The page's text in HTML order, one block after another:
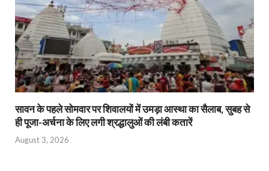
सावन के पहले सोमवार पर शिवालयों में उमड़ा आस्था का सैलाब, सुबह से
ही पूजा-अर्चना के लिए लगी श्रद्धालुओं की लंबी कतारें
August 3, 2026